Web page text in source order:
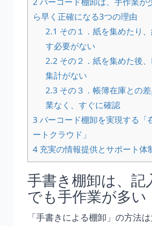
ら早く正確になる3つの理由
2.1 その１．紙を集めたり
す必要がない
2.2 その２．紙を集めた後
集計がない
2.3 その３．帳簿在庫との
業なく、すぐに確認
3 バーコード棚卸を実現する「
ートクラウド」
4 充実の情報提供とサポート体
手書き棚卸は、記
でも手作業が多い
「手書きによる棚卸」の方法